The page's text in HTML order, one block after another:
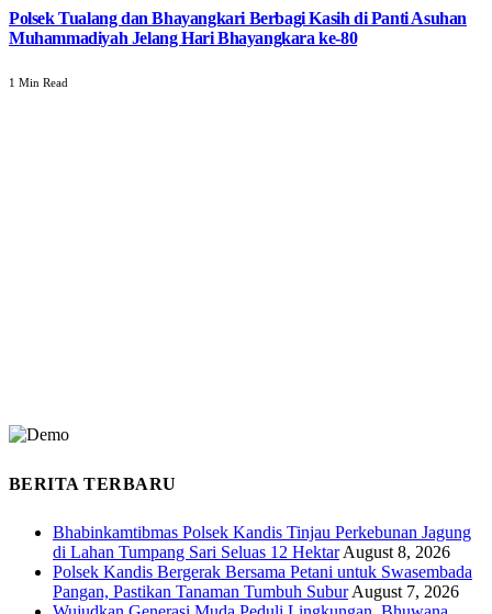
Polsek Tualang dan Bhayangkari Berbagi Kasih di Panti Asuhan
Muhammadiyah Jelang Hari Bhayangkara ke-80
1 Min Read
BERITA TERBARU
Bhabinkamtibmas Polsek Kandis Tinjau Perkebunan Jagung
di Lahan Tumpang Sari Seluas 12 Hektar August 8, 2026
Polsek Kandis Bergerak Bersama Petani untuk Swasembada
Pangan, Pastikan Tanaman Tumbuh Subur August 7, 2026